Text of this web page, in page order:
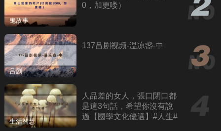
鬼故事
0，加更喽）
吕剧
137吕剧视频-温凉盏-中
生活智慧
人品差的女人，張口閉口都
是這3句話，希望你沒有說
過【國學文化優選】#人生#